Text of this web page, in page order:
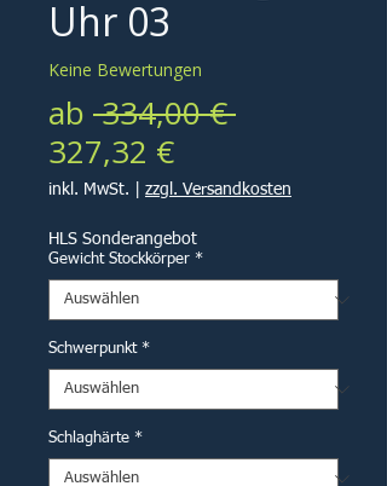
Uhr 03
Keine Bewertungen
ab 334,00 €
327,32 €Sale-
Preis
inkl. MwSt. zzgl. Versandkosten
HLS Sonderangebot
Gewicht Stockkörper *
Schwerpunkt *
Schlaghärte *